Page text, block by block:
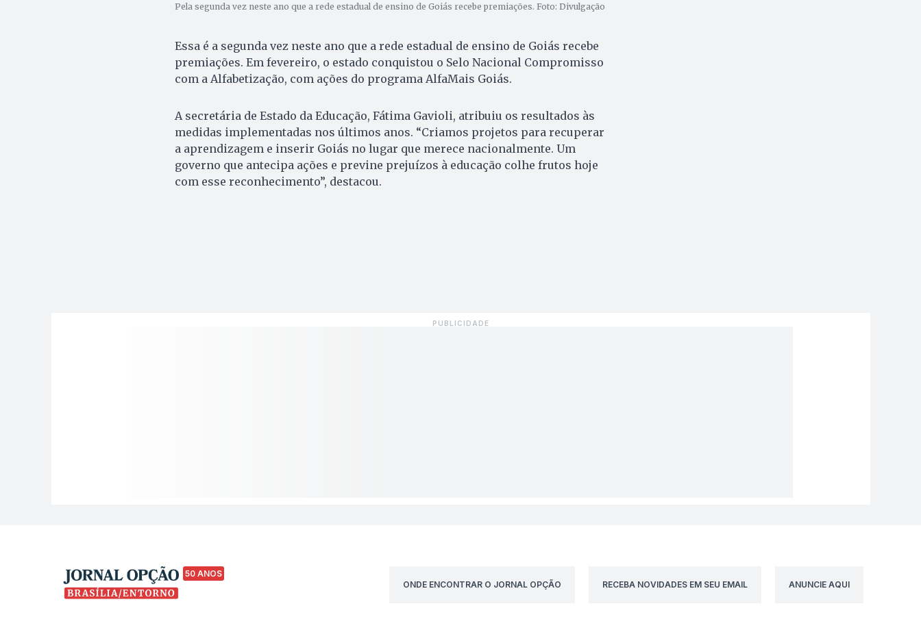
Pela segunda vez neste ano que a rede estadual de ensino de Goiás recebe premiações. Foto: Divulgação
Essa é a segunda vez neste ano que a rede estadual de ensino de Goiás recebe
premiações. Em fevereiro, o estado conquistou o Selo Nacional Compromisso
com a Alfabetização, com ações do programa AlfaMais Goiás.
A secretária de Estado da Educação, Fátima Gavioli, atribuiu os resultados às
medidas implementadas nos últimos anos. “Criamos projetos para recuperar
a aprendizagem e inserir Goiás no lugar que merece nacionalmente. Um
governo que antecipa ações e previne prejuízos à educação colhe frutos hoje
com esse reconhecimento”, destacou.
50 ANOS
ONDE ENCONTRAR O JORNAL OPÇÃO
RECEBA NOVIDADES EM SEU EMAIL ANUNCIE AQUI